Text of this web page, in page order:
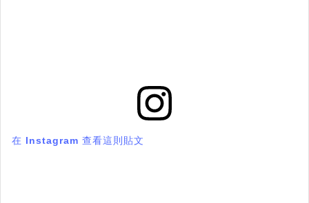
在 Instagram 查看這則貼文